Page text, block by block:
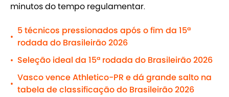
minutos do tempo regulamentar.
•
5 técnicos pressionados após o fim da 15ª
rodada do Brasileirão 2026
• Seleção ideal da 15ª rodada do Brasileirão 2026
•
Vasco vence Athletico-PR e dá grande salto na
tabela de classificação do Brasileirão 2026